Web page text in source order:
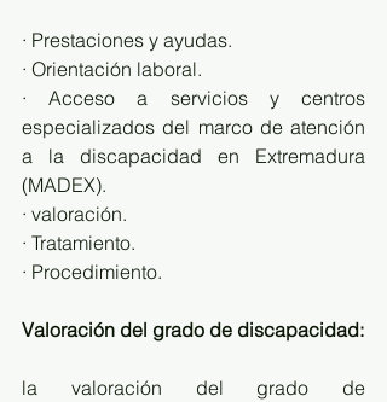
· Prestaciones y ayudas.
· Orientación laboral.
· Acceso a servicios y centros
especializados del marco de atención
a la discapacidad en Extremadura
(MADEX).
· valoración.
· Tratamiento.
· Procedimiento.
Valoración del grado de discapacidad:
la valoración del grado de